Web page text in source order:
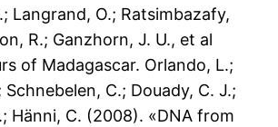
Langrand, O.; Ratsimbazafy,
R.; Ganzhorn, J. U., et al
of Madagascar. Orlando, L.;
Schnebelen, C.; Douady, C. J.;
Hänni, C. (2008). «DNA from